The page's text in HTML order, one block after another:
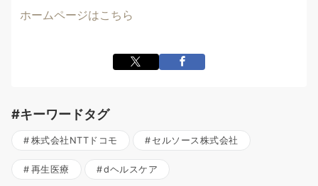
ホームページはこちら
#キーワードタグ
株式会社NTTドコモ セルソース株式会社
再生医療 dヘルスケア